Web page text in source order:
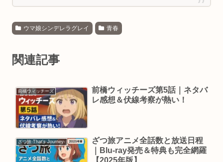
ウマ娘シンデレラグレイ 青春
関連記事
前橋ウィッチーズ
前橋ウィッチーズ第5話｜ネタバ
レ感想＆伏線考察が熱い！
ざつ旅-That's Journey-
ざつ旅アニメ全話数と放送日程
｜Blu-ray発売＆特典も完全網羅
【2025年版】